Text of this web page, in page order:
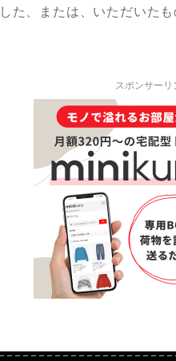
た、または、いただいた
スポンサーリ